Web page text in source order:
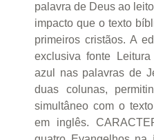
palavra de Deus ao
impacto que o texto
primeiros cristãos. A
exclusiva fonte
azul nas palavras de
duas colunas,
simultâneo com o
em inglês.